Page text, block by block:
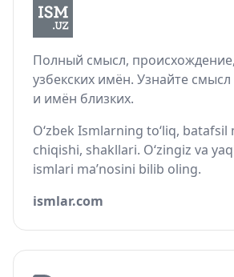
Полный смысл,
узбекских имён. Узнайте
и имён близких.
O‘zbek Ismlarning to‘liq, batafsil
chiqishi, shakllari. O‘zingiz va
ismlari ma’nosini bilib oling.
ismlar.com